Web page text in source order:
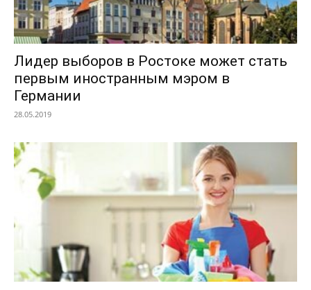
Лидер выборов в Ростоке может стать
первым иностранным мэром в
Германии
28.05.2019